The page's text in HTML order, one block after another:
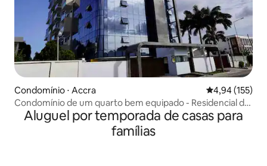
Condomínio ⋅ Accra 4,94 de uma
4,94 (155)
Condomínio de um quarto bem equipado - Residencial do
Aeroporto
Aluguel por temporada de casas para
famílias